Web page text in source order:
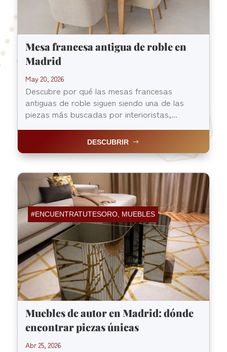
Mesa francesa antigua de roble en
Madrid
May 20, 2026
Descubre por qué las mesas francesas
antiguas de roble siguen siendo una de las
piezas más buscadas por interioristas,...
DESCUBRIR
#ENCUENTRATUTESORO, MUEBLES
Muebles de autor en Madrid: dónde
encontrar piezas únicas
Abr 25, 2026